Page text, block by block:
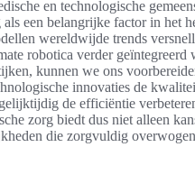
en technologische
een belangrijke factor in het
wereldwijde trends
robotica verder geïntegreerd
kunnen we ons
innovaties de
de efficiëntie
zorg biedt dus niet alleen
die zorgvuldig